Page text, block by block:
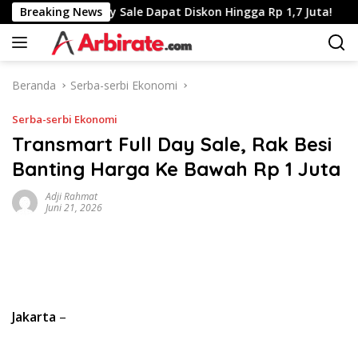
Langsung
ke
konten
Breaking News
Full Day Sale Dapat Diskon Hingga Rp 1,7 Juta!
Beranda Serba-serbi Ekonomi
Serba-serbi Ekonomi
Transmart Full Day Sale, Rak Besi
Banting Harga Ke Bawah Rp 1 Juta
Adji Rahmat
Juni 21, 2026
Jakarta –